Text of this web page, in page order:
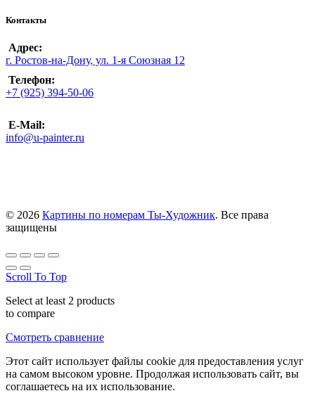
Контакты
Адрес:
г. Ростов-на-Дону, ул. 1-я Союзная 12
Телефон:
+7 (925) 394-50-06
E-Mail:
info@u-painter.ru
© 2026 Картины по номерам Ты-Художник. Все права
защищены
Scroll To Top
Select at least 2 products
to compare
Смотреть сравнение
Этот сайт использует файлы cookie для предоставления услуг
на самом высоком уровне. Продолжая использовать сайт, вы
соглашаетесь на их использование.